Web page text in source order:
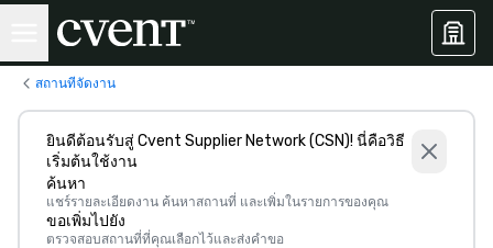
สถานที่จัดงาน
ยินดีต้อนรับสู่ Cvent Supplier Network (CSN)! นี่คือวิธี
เริ่มต้นใช้งาน
ค้นหา
แชร์รายละเอียดงาน ค้นหาสถานที่ และเพิ่มในรายการของคุณ
ขอเพิ่มไปยัง
ตรวจสอบสถานที่ที่คุณเลือกไว้และส่งคำขอ